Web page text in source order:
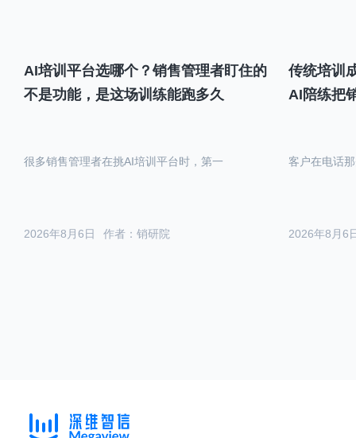
AI培训平台选哪个？销售管理者盯住的
不是功能，是这场训练能跑多久
作者：销研院
2026年8月6日
很多销售管理者在挑AI培训平台时，第一
传统培训
AI陪练把
2026年8月6
客户在电话